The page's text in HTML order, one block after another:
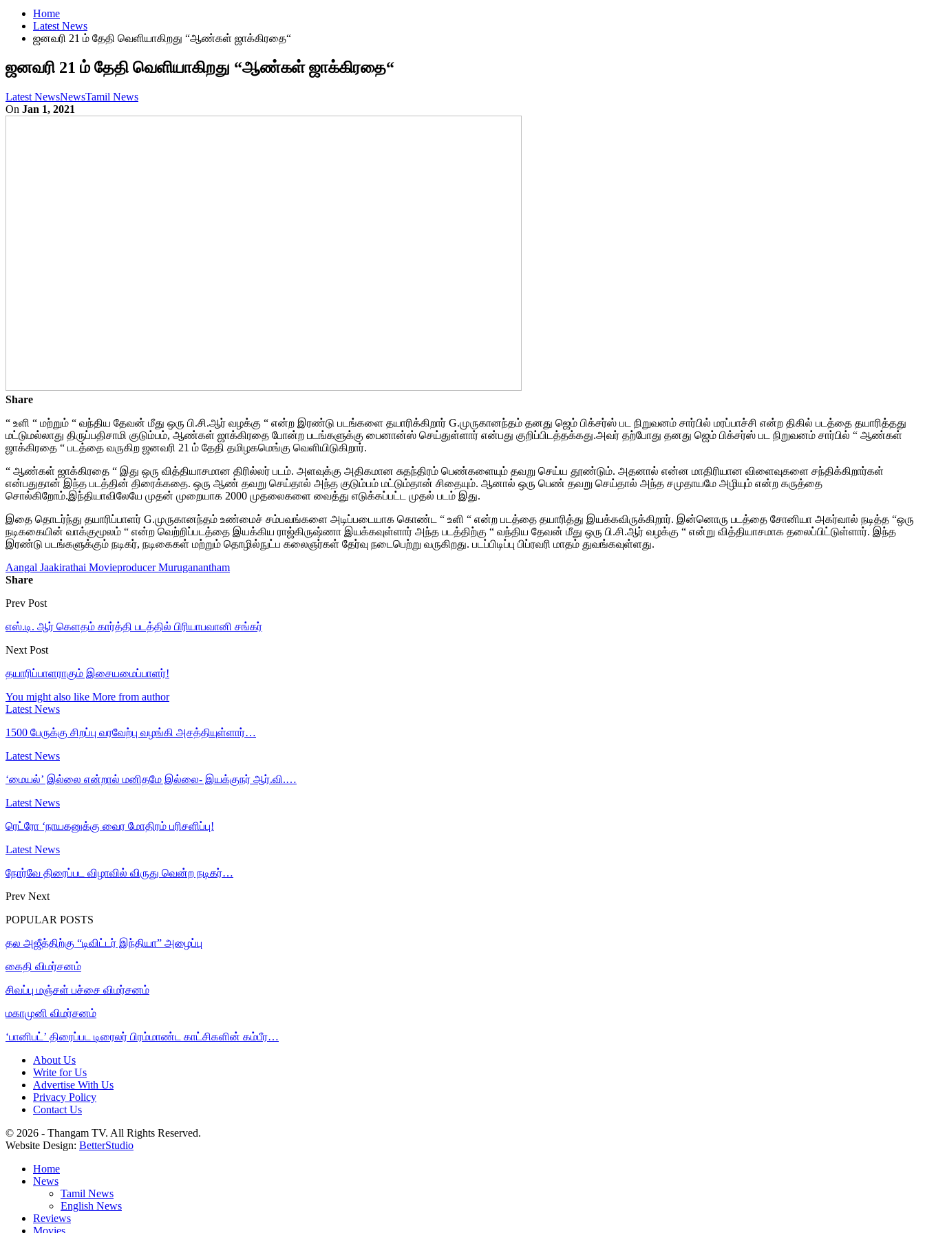
Home
Latest News
ஜனவரி 21 ம் தேதி வெளியாகிறது “ஆண்கள் ஜாக்கிரதை“
ஜனவரி 21 ம் தேதி வெளியாகிறது “ஆண்கள் ஜாக்கிரதை“
Latest NewsNewsTamil News
On Jan 1, 2021
Share
“ உளி “ மற்றும் “ வந்திய தேவன் மீது ஒரு பி.சி.ஆர் வழக்கு “ என்ற இரண்டு படங்களை தயாரிக்கிறார் G.முருகானந்தம் தனது ஜெம் பிக்சர்ஸ் பட நிறுவனம் சார்பில் மரப்பாச்சி என்ற திகில் படத்தை தயாரித்தது
மட்டுமல்லாது திருப்பதிசாமி குடும்பம், ஆண்கள் ஜாக்கிரதை போன்ற படங்களுக்கு பைனான்ஸ் செய்துள்ளார் என்பது குறிப்பிடத்தக்கது.அவர் தற்போது தனது ஜெம் பிக்சர்ஸ் பட நிறுவனம் சார்பில் “ ஆண்கள்
ஜாக்கிரதை “ படத்தை வருகிற ஜனவரி 21 ம் தேதி தமிழகமெங்கு வெளியிடுகிறார்.
“ ஆண்கள் ஜாக்கிரதை “ இது ஒரு வித்தியாசமான திரில்லர் படம். அளவுக்கு அதிகமான சுதந்திரம் பெண்களையும் தவறு செய்ய தூண்டும். அதனால் என்ன மாதிரியான விளைவுகளை சந்திக்கிறார்கள்
என்பதுதான் இந்த படத்தின் திரைக்கதை. ஒரு ஆண் தவறு செய்தால் அந்த குடும்பம் மட்டும்தான் சிதையும். ஆனால் ஒரு பெண் தவறு செய்தால் அந்த சமுதாயமே அழியும் என்ற கருத்தை
சொல்கிறோம்.இந்தியாவிலேயே முதன் முறையாக 2000 முதலைகளை வைத்து எடுக்கப்பட்ட முதல் படம் இது.
இதை தொடர்ந்து தயாரிப்பாளர் G.முருகானந்தம் உண்மைச் சம்பவங்களை அடிப்படையாக கொண்ட “ உளி “ என்ற படத்தை தயாரித்து இயக்கவிருக்கிறார். இன்னொரு படத்தை சோனியா அகர்வால் நடித்த “ஒரு
நடிககையின் வாக்குமூலம் “ என்ற வெற்றிப்படத்தை இயக்கிய ராஜ்கிருஷ்ணா இயக்கவுள்ளார் அந்த படத்திற்கு “ வந்திய தேவன் மீது ஒரு பி.சி.ஆர் வழக்கு “ என்று வித்தியாசமாக தலைப்பிட்டுள்ளார். இந்த
இரண்டு படங்களுக்கும் நடிகர், நடிகைகள் மற்றும் தொழில்நுட்ப கலைஞர்கள் தேர்வு நடைபெற்று வருகிறது. படப்பிடிப்பு பிப்ரவரி மாதம் துவங்கவுள்ளது.
Aangal Jaakirathai Movieproducer Muruganantham
Share
Prev Post
எஸ்.டி. ஆர் கெளதம் கார்த்தி படத்தில் பிரியாபவானி சங்கர்
Next Post
தயாரிப்பாளராகும் இசையமைப்பாளர்!
You might also like More from author
Latest News
1500 பேருக்கு சிறப்பு வரவேற்பு வழங்கி அசத்தியுள்ளார்…
Latest News
‘மையல்’ இல்லை என்றால் மனிதமே இல்லை- இயக்குநர் ஆர்.வி.…
Latest News
ரெட்ரோ ‘நாயகனுக்கு வைர மோதிரம் பரிசளிப்பு!
Latest News
நோர்வே திரைப்பட விழாவில் விருது வென்ற நடிகர்…
Prev Next
POPULAR POSTS
தல அஜீத்திற்கு “டிவிட்டர் இந்தியா” அழைப்பு
கைதி விமர்சனம்
சிவப்பு மஞ்சள் பச்சை விமர்சனம்
மகாமுனி விமர்சனம்
‘பானிபட்’ திரைப்பட டிரைலர் பிரம்மாண்ட காட்சிகளின் கம்பீர…
About Us
Write for Us
Advertise With Us
Privacy Policy
Contact Us
© 2026 - Thangam TV. All Rights Reserved.
Website Design: BetterStudio
Home
News
Tamil News
English News
Reviews
Movies